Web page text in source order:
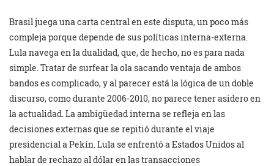
Brasil juega una carta central en este disputa, un poco más
compleja porque depende de sus políticas interna-externa.
Lula navega en la dualidad, que, de hecho, no es para nada
simple. Tratar de surfear la ola sacando ventaja de ambos
bandos es complicado, y al parecer está la lógica de un doble
discurso, como durante 2006-2010, no parece tener asidero en
la actualidad. La ambigüedad interna se refleja en las
decisiones externas que se repitió durante el viaje
presidencial a Pekín. Lula se enfrentó a Estados Unidos al
hablar de rechazo al dólar en las transacciones